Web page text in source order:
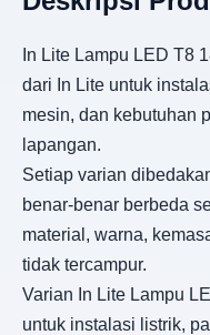
In Lite Lampu LED T8
dari In Lite untuk
mesin, dan kebutuhan
lapangan.
Setiap varian
benar-benar berbeda
material, warna,
tidak tercampur.
Varian In Lite Lampu
untuk instalasi listrik,